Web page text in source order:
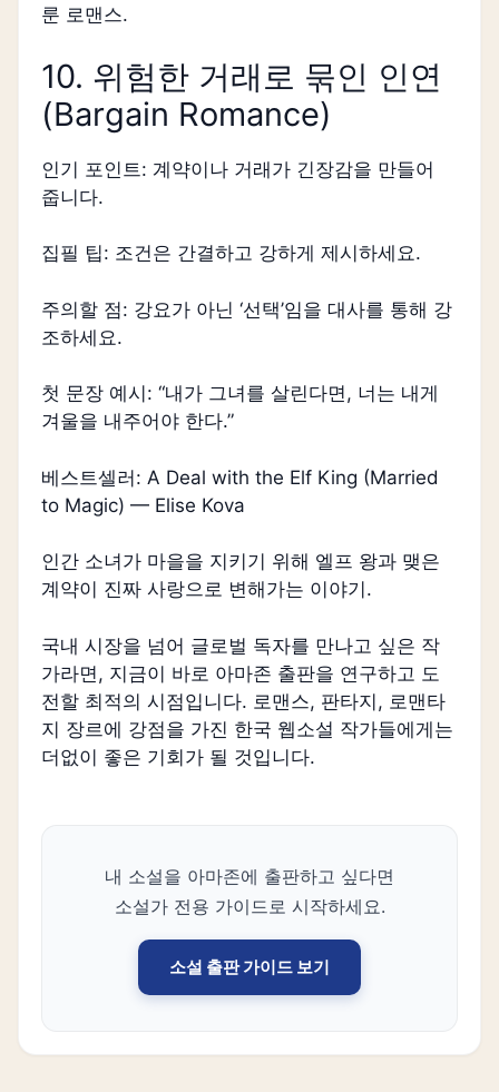
룬 로맨스.
10. 위험한 거래로 묶인 인연
(Bargain Romance)
인기 포인트: 계약이나 거래가 긴장감을 만들어
줍니다.
집필 팁: 조건은 간결하고 강하게 제시하세요.
주의할 점: 강요가 아닌 ‘선택’임을 대사를 통해 강
조하세요.
첫 문장 예시: “내가 그녀를 살린다면, 너는 내게
겨울을 내주어야 한다.”
베스트셀러: A Deal with the Elf King (Married
to Magic) — Elise Kova
인간 소녀가 마을을 지키기 위해 엘프 왕과 맺은
계약이 진짜 사랑으로 변해가는 이야기.
국내 시장을 넘어 글로벌 독자를 만나고 싶은 작
가라면, 지금이 바로 아마존 출판을 연구하고 도
전할 최적의 시점입니다. 로맨스, 판타지, 로맨타
지 장르에 강점을 가진 한국 웹소설 작가들에게는
더없이 좋은 기회가 될 것입니다.
내 소설을 아마존에 출판하고 싶다면
소설가 전용 가이드로 시작하세요.
소설 출판 가이드 보기